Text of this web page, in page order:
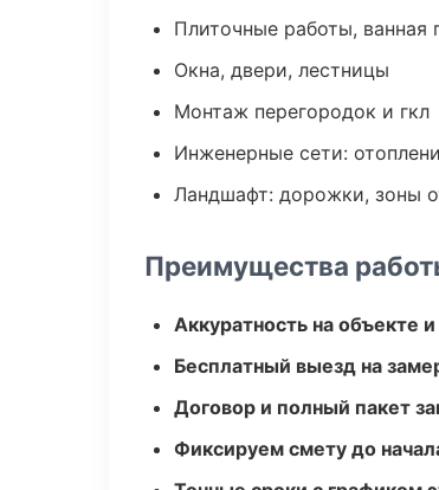
Плиточные работы, ванная
Окна, двери, лестницы
Монтаж перегородок и гкл
Инженерные сети:
Ландшафт: дорожки, зоны
Преимущества
Аккуратность на объекте
Бесплатный выезд на
Договор и полный пакет
Фиксируем смету до